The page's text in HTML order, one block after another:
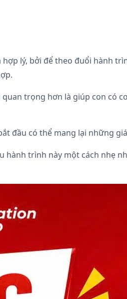
lý, bởi để theo đuổi hành
trọng hơn là giúp con có
đầu có thể mang lại những
hành trình này một cách nhẹ